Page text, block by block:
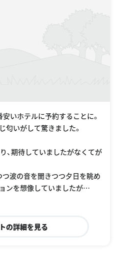
いホテルに予約することに。
匂いがして驚きました。
、期待していましたがなくてが
つ波の音を聞きつつ夕日を眺め
ンを想像していましたが…
の詳細を見る